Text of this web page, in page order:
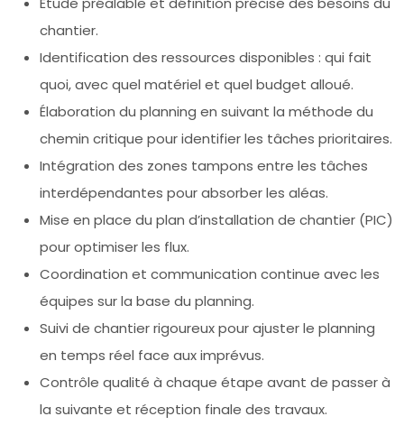
chantier.
Identification des ressources disponibles : qui fait
quoi, avec quel matériel et quel budget alloué.
Élaboration du planning en suivant la méthode du
chemin critique pour identifier les tâches prioritaires.
Intégration des zones tampons entre les tâches
interdépendantes pour absorber les aléas.
Mise en place du plan d’installation de chantier (PIC)
pour optimiser les flux.
Coordination et communication continue avec les
équipes sur la base du planning.
Suivi de chantier rigoureux pour ajuster le planning
en temps réel face aux imprévus.
Contrôle qualité à chaque étape avant de passer à
la suivante et réception finale des travaux.